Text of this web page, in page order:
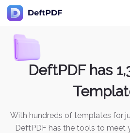
DeftPDF has
With hundreds of templates for
DeftPDF has the tools to meet